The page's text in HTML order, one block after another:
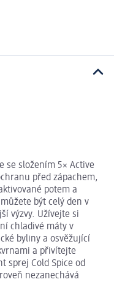
se složením 5× Active
před zápachem,
potem a
být celý den v
výzvy. Užívejte si
chladivé máty v
byliny a osvěžující
a přivítejte
sprej Cold Spice od
nezanechává